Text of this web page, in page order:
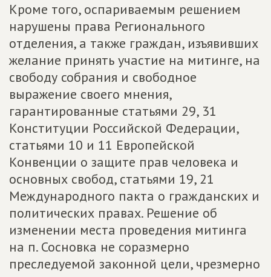
Кроме того, оспариваемым решением
нарушены права Регионального
отделения, а также граждан, изъявивших
желание принять участие на митинге, на
свободу собрания и свободное
выражение своего мнения,
гарантированные статьями 29, 31
Конституции Российской Федерации,
статьями 10 и 11 Европейской
Конвенции о защите прав человека и
основных свобод, статьями 19, 21
Международного пакта о гражданских и
политических правах. Решение об
изменении места проведения митинга
на п. Сосновка не соразмерно
преследуемой законной цели, чрезмерно